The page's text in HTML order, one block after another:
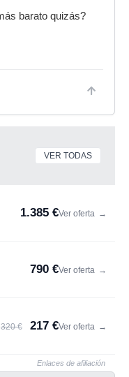
barato quizás?
VER TODAS
1.385 €Ver oferta →
790 €Ver oferta →
320 € 217 €Ver oferta →
Enlaces de afiliación